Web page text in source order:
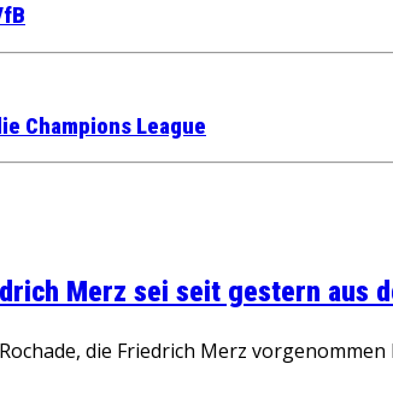
Champions League
Merz sei seit gestern aus
die Friedrich Merz